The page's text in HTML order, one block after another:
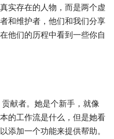
实存在的人物，而是两个虚
和维护者，他们和我们分享
他们的历程中看到一些你自
献者。她是个新手，就像
的工作流是什么，但是她看
添加一个功能来提供帮助。